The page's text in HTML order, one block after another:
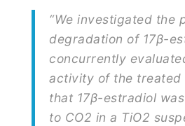
“We investigated the
degradation of 17β-
concurrently
activity of the treated
that 17β-estradiol
to CO2 in a TiO2